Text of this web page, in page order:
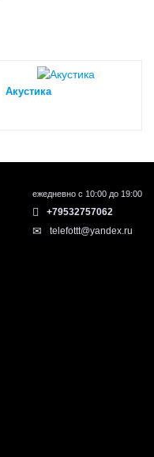
Акустика
ежедневно с 10:00 до 19:00
+79532757062
telefottt@yandex.ru